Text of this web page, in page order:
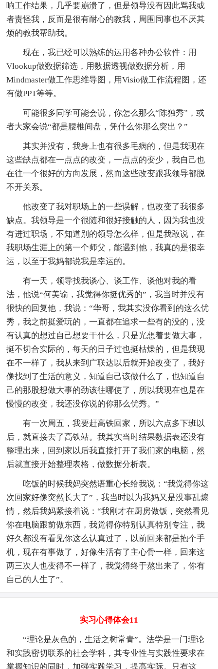
响工作结果，几乎要崩溃了，但是领导没有因此骂我或
者责怪我，反而是很有耐心的教我，周围同事也不厌其
烦的教我帮助我。
现在，我已经可以熟练的运用各种办公软件：用
Vlookup做数据筛选，用数据透视做数据分析，用
Mindmaster做工作思维导图，用Visio做工作流程图，还
有做PPT等等。
可能很多同学可能会说，你怎么那么“陈独秀”，或
者大家会说“都是腰椎间盘，凭什么你那么突出？”
其实并没有，我身上也有很多毛病的，但是我现在
这些缺点都在一点点的改变，一点点的变少，我自己也
在往一个很好的方向发展，然而这些改变跟我领导都脱
不开关系。
他改变了我对职场上的一些误解，也改变了我很多
缺点。我领导是一个很随和很好接触的人，因为我也没
有进过职场，不知道别的领导怎么样，但是我敢说，在
我职场生涯上的第一个师父，能遇到他，我真的是很幸
运，以至于我妈都说我是幸运的。
有一天，领导找我谈心、谈工作、谈他对我的看
法，他说“何美谕，我觉得你挺优秀的”，我当时并没有
很快的回复他，我说：“华哥，我其实没你看到的这么优
秀，我之前挺爱玩的，一直都在追求一些有的没的，没
有认真的想过自己想要干什么，只是光想着要做大事，
挺不切合实际的，每天的日子过也挺枯燥的，但是我现
在不一样了，我从来到广联达以后就开始改变了，我好
像找到了生活的意义，知道自己该做什么了，也知道自
己的那股想做大事的劲该往哪使了，所以我现在也是在
慢慢的改变，我还没你说的你那么优秀。”
有一次周五，我要赶高铁回家，所以六点多下班以
后，就直接去了高铁站。我其实当时结果数据表还没有
整理出来，回到家以后我直接打开了我们家的电脑，然
后就直接开始整理表格，做数据分析表。
吃饭的时候我妈突然语重心长给我说：“我觉得你这
次回家好像突然长大了”，我当时以为我妈又是没事乱煽
情，然后我妈紧接着说：“我刚才在厨房做饭，突然看见
你在电脑跟前做东西，我觉得你特别认真特别专注，我
好久都没有看见你这么认真过了，以前回来都是抱个手
机，现在有事做了，好像生活有了主心骨一样，回来这
两三次人也变得不一样了，我觉得终于熬出来了，你有
自己的人生了”。
实习心得体会11
“理论是灰色的，生活之树常青”。法学是一门理论
和实践密切联系的社会学科，其专业性与实践性要求在
掌握知识的同时，加强实践学习，提高实际。只有这